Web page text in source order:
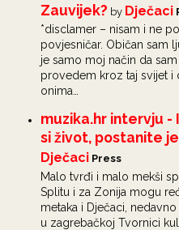
Zauvijek? by Dječaci
*disclamer – nisam i ne
povjesničar. Običan sam
je samo moj način da
provedem kroz taj svijet i
onima…
muzika.hr intervju -
si život, postanite
Dječaci Press
Malo tvrđi i malo mekši
Splitu i za Zonija mogu
metaka i Dječaci,
u zagrebačkoj Tvornici